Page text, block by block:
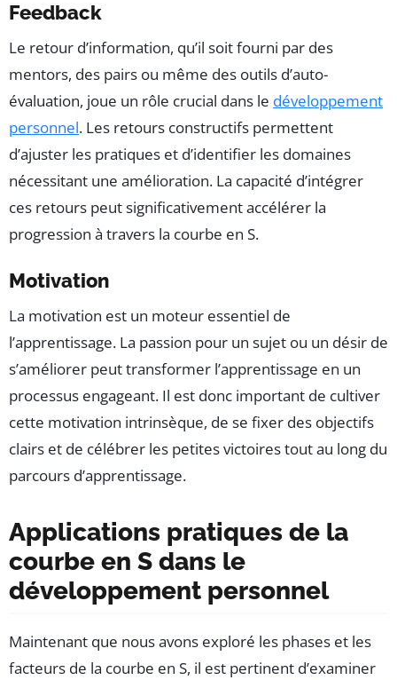
Feedback
Le retour d’information, qu’il soit fourni par des
mentors, des pairs ou même des outils d’auto-
évaluation, joue un rôle crucial dans le développement
personnel. Les retours constructifs permettent
d’ajuster les pratiques et d’identifier les domaines
nécessitant une amélioration. La capacité d’intégrer
ces retours peut significativement accélérer la
progression à travers la courbe en S.
Motivation
La motivation est un moteur essentiel de
l’apprentissage. La passion pour un sujet ou un désir de
s’améliorer peut transformer l’apprentissage en un
processus engageant. Il est donc important de cultiver
cette motivation intrinsèque, de se fixer des objectifs
clairs et de célébrer les petites victoires tout au long du
parcours d’apprentissage.
Applications pratiques de la
courbe en S dans le
développement personnel
Maintenant que nous avons exploré les phases et les
facteurs de la courbe en S, il est pertinent d’examiner